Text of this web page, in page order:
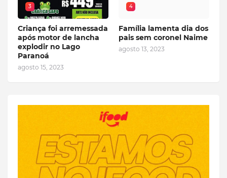
3
Criança foi arremessada
após motor de lancha
explodir no Lago
Paranoá
agosto 15, 2023
4
Família lamenta dia dos
pais sem coronel Naime
agosto 13, 2023